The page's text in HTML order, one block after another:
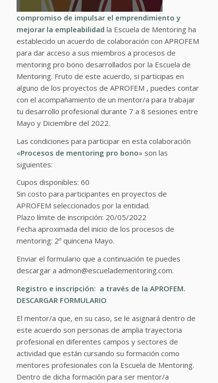
compromiso de impulsar el emprendimiento y
mejorar la empleabilidad la Escuela de Mentoring ha
establecido un acuerdo de colaboración con APROFEM
para dar acceso a sus miembros a procesos de
mentoring pro bono desarrollados por la Escuela de
Mentoring. Fruto de este acuerdo, si participas en
alguno de los proyectos de APROFEM , puedes contar
con el acompañamiento de un mentor/a para trabajar
tu desarrollo profesional durante 7 a 8 sesiones entre
Mayo y Diciembre del 2022.
Las condiciones para participar en esta colaboración
«Procesos de mentoring pro bono» son las
siguientes:
Cupos disponibles: 60
Sin costo para participantes en proyectos de
APROFEM seleccionados por la entidad.
Plazo límite de inscripción: 20/05/2022
Fecha aproximada del inicio de los procesos de
mentoring: 2º quincena Mayo.
Enviar el formulario que a continuación te puedes
descargar a admon@escueladementoring.com.
Registro e inscripción: a través de la APROFEM.
DESCARGAR FORMULARIO
El mentor/a que, en su caso, se le asignará dentro de
este acuerdo son personas de amplia trayectoria
profesional en diferentes campos y sectores de
actividad que están cursando su formación como
mentores profesionales con la Escuela de Mentoring.
Dentro de dicha formación para ser mentor/a